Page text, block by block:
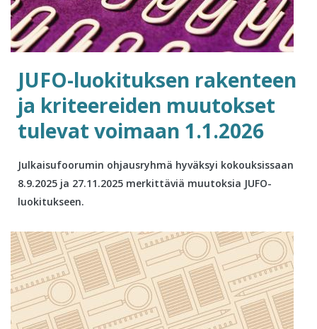
JUFO-luokituksen rakenteen
ja kriteereiden muutokset
tulevat voimaan 1.1.2026
Julkaisufoorumin ohjausryhmä hyväksyi kokouksissaan
8.9.2025 ja 27.11.2025 merkittäviä muutoksia JUFO-
luokitukseen.